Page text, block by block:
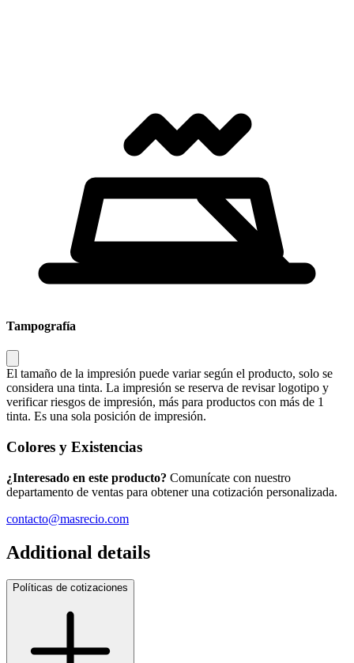
Tampografía
El tamaño de la impresión puede variar según el producto, solo se
considera una tinta. La impresión se reserva de revisar logotipo y
verificar riesgos de impresión, más para productos con más de 1
tinta. Es una sola posición de impresión.
Colores y Existencias
¿Interesado en este producto? Comunícate con nuestro
departamento de ventas para obtener una cotización personalizada.
contacto@masrecio.com
Additional details
Políticas de cotizaciones